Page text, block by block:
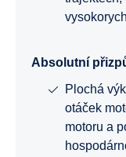
Absolutní
Plochá
otáček
motoru a